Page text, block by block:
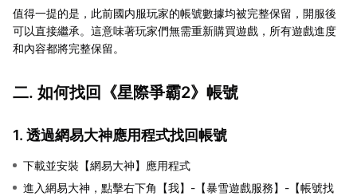
值得一提的是，此前國内服玩家的帳號數據均被完整保留，開服後
可以直接繼承。這意味著玩家們無需重新購買遊戲，所有遊戲進度
和內容都將完整保留。
二. 如何找回《星際爭霸2》帳號
1. 透過網易大神應用程式找回帳號
下載並安裝【網易大神】應用程式
進入網易大神，點擊右下角【我】-【暴雪遊戲服務】-【帳號找